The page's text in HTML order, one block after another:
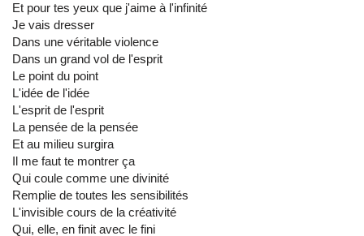
Et pour tes yeux que j'aime à l'infinité
Je vais dresser
Dans une véritable violence
Dans un grand vol de l'esprit
Le point du point
L'idée de l'idée
L'esprit de l'esprit
La pensée de la pensée
Et au milieu surgira
Il me faut te montrer ça
Qui coule comme une divinité
Remplie de toutes les sensibilités
L'invisible cours de la créativité
Qui, elle, en finit avec le fini